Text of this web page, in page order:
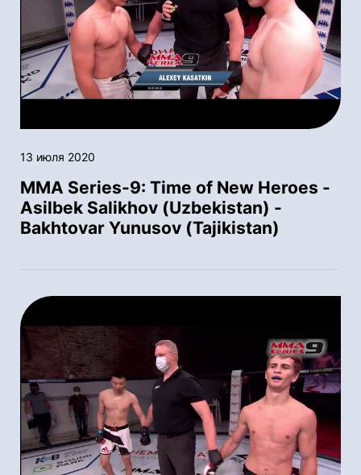
13 июля 2020
MMA Series-9: Time of New Heroes -
Asilbek Salikhov (Uzbekistan) -
Bakhtovar Yunusov (Tajikistan)